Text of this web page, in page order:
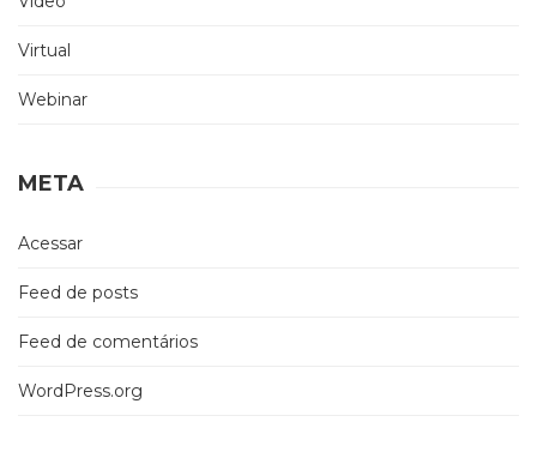
Virtual
Webinar
META
Acessar
Feed de posts
Feed de comentários
WordPress.org